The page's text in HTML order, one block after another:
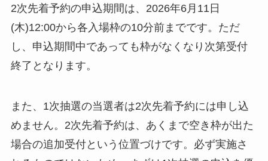
2次先着予約の申込期間は、2026年6月11日
(木)12:00から各入場枠の10分前までです。ただ
し、申込期間中であっても枠がなくなり次第受付
終了となります。
また、1次抽選の当選者は2次先着予約には申し込
めません。2次先着予約は、あくまで空き枠が出た
場合の追加受付という位置づけです。必ず実施さ